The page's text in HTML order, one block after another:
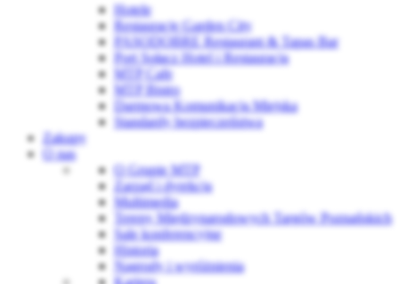
Hotele
Restauracje Garden City
PASODOBRE Restaurant & Tapas Bar
Port Sołacz Hotel i Restauracja
MTP Cafe
MTP Bistro
Darmowa Komunikacja Miejska
Standardy bezpieczeństwa
Zakupy
O nas
O Grupie MTP
Zarząd i dyrekcja
Multimedia
Tereny Międzynarodowych Targów Poznańskich
Sale konferencyjne
Historia
Nagrody i wyróżnienia